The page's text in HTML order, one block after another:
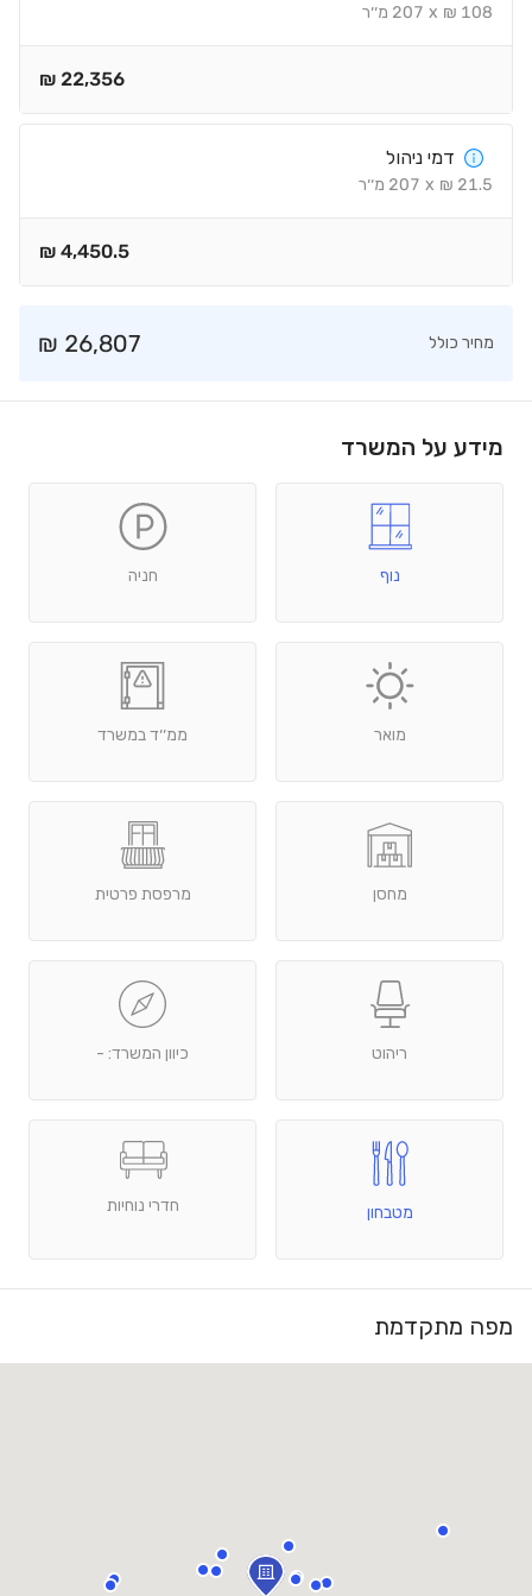
108
₪
x
207 מ׳׳ר
22,356
₪
דמי ניהול
21.5
₪
x
207 מ׳׳ר
4,450.5
₪
מחיר כולל 26,807
₪
מידע על המשרד
נוף חניה
מואר ממ׳׳ד במשרד
מחסן מרפסת פרטית
ריהוט כיוון המשרד: -
מטבחון חדרי נוחיות
מפה מתקדמת